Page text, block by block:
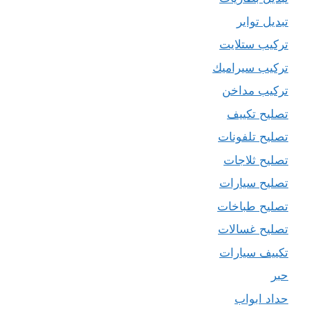
تبديل تواير
تركيب ستلايت
تركيب سيراميك
تركيب مداخن
تصليح تكييف
تصليح تلفونات
تصليح ثلاجات
تصليح سيارات
تصليح طباخات
تصليح غسالات
تكييف سيارات
حبر
حداد ابواب